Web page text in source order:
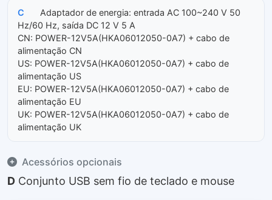
C
Adaptador de energia: entrada AC 100~240 V 50
Hz/60 Hz, saída DC 12 V 5 A
CN: POWER-12V5A(HKA06012050-0A7) + cabo de
alimentação CN
US: POWER-12V5A(HKA06012050-0A7) + cabo de
alimentação US
EU: POWER-12V5A(HKA06012050-0A7) + cabo de
alimentação EU
UK: POWER-12V5A(HKA06012050-0A7) + cabo de
alimentação UK
Acessórios opcionais
D Conjunto USB sem fio de teclado e mouse